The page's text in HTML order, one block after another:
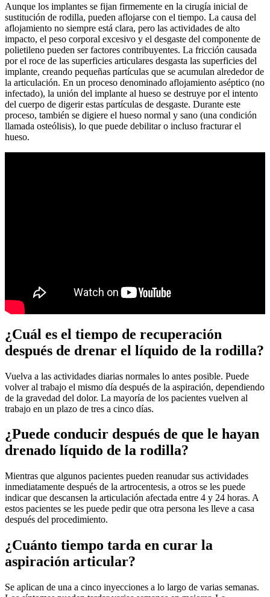
Aunque los implantes se fijan firmemente en la cirugía inicial de
sustitución de rodilla, pueden aflojarse con el tiempo. La causa del
aflojamiento no siempre está clara, pero las actividades de alto
impacto, el peso corporal excesivo y el desgaste del componente de
polietileno pueden ser factores contribuyentes. La fricción causada
por el roce de las superficies articulares desgasta las superficies del
implante, creando pequeñas partículas que se acumulan alrededor de
la articulación. En un proceso denominado aflojamiento aséptico (no
infectado), la unión del implante al hueso se destruye por el intento
del cuerpo de digerir estas partículas de desgaste. Durante este
proceso, también se digiere el hueso normal y sano (una condición
llamada osteólisis), lo que puede debilitar o incluso fracturar el
hueso.
¿Cuál es el tiempo de recuperación
después de drenar el líquido de la rodilla?
Vuelva a las actividades diarias normales lo antes posible. Puede
volver al trabajo el mismo día después de la aspiración, dependiendo
de la gravedad del dolor. La mayoría de los pacientes vuelven al
trabajo en un plazo de tres a cinco días.
¿Puede conducir después de que le hayan
drenado líquido de la rodilla?
Mientras que algunos pacientes pueden reanudar sus actividades
inmediatamente después de la artrocentesis, a otros se les puede
indicar que descansen la articulación afectada entre 4 y 24 horas. A
estos pacientes se les puede pedir que otra persona les lleve a casa
después del procedimiento.
¿Cuánto tiempo tarda en curar la
aspiración articular?
Se aplican de una a cinco inyecciones a lo largo de varias semanas.